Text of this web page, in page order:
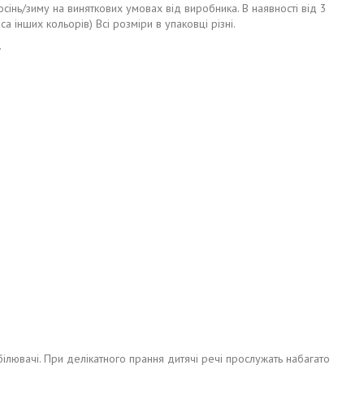
зиму на виняткових умовах від виробника. В наявності від 3
інших кольорів) Всі розміри в упаковці різні.
При делікатного прання дитячі речі прослужать набагато